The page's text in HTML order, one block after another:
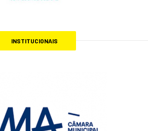
INSTITUCIONAIS